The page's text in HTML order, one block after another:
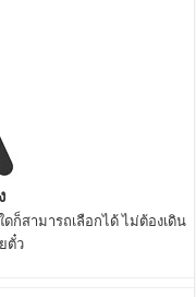
ก็สามารถเลือกได้ ไม่ต้องเดิน
ตั๋ว